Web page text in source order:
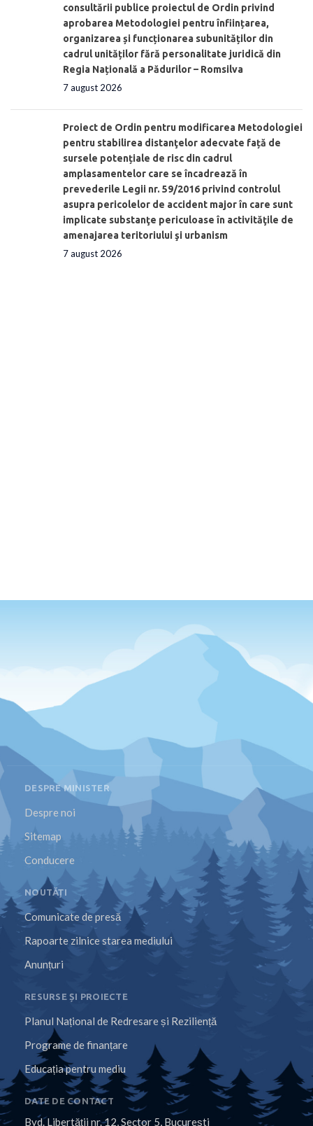
consultării publice proiectul de Ordin privind
aprobarea Metodologiei pentru înființarea,
organizarea și funcționarea subunităților din
cadrul unităților fără personalitate juridică din
Regia Națională a Pădurilor – Romsilva
7 august 2026
Proiect de Ordin pentru modificarea Metodologiei
pentru stabilirea distanţelor adecvate față de
sursele potențiale de risc din cadrul
amplasamentelor care se încadrează în
prevederile Legii nr. 59/2016 privind controlul
asupra pericolelor de accident major în care sunt
implicate substanţe periculoase în activităţile de
amenajarea teritoriului şi urbanism
7 august 2026
DESPRE MINISTER
Despre noi
Sitemap
Conducere
NOUTĂȚI
Comunicate de presă
Rapoarte zilnice starea mediului
Anunțuri
RESURSE ȘI PROIECTE
Planul Național de Redresare și Reziliență
Programe de finanțare
Educația pentru mediu
DATE DE CONTACT
Bvd. Libertăţii nr. 12, Sector 5, Bucureşti